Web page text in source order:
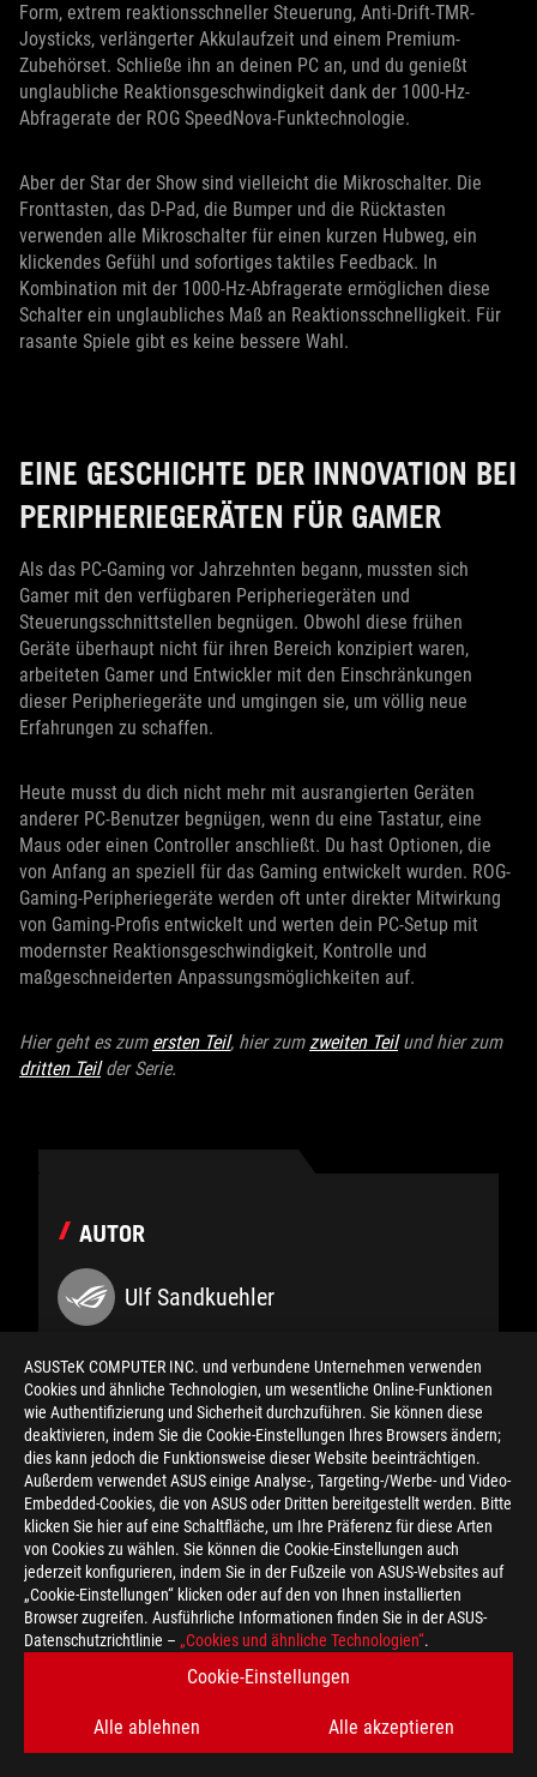
ASUSTeK COMPUTER INC. und verbundene Unternehmen verwenden
Cookies und ähnliche Technologien, um wesentliche Online-Funktionen
wie Authentifizierung und Sicherheit durchzuführen. Sie können diese
deaktivieren, indem Sie die Cookie-Einstellungen Ihres Browsers ändern;
dies kann jedoch die Funktionsweise dieser Website beeinträchtigen.
Außerdem verwendet ASUS einige Analyse-, Targeting-/Werbe- und Video-
Embedded-Cookies, die von ASUS oder Dritten bereitgestellt werden. Bitte
klicken Sie hier auf eine Schaltfläche, um Ihre Präferenz für diese Arten
von Cookies zu wählen. Sie können die Cookie-Einstellungen auch
jederzeit konfigurieren, indem Sie in der Fußzeile von ASUS-Websites auf
„Cookie-Einstellungen“ klicken oder auf den von Ihnen installierten
Browser zugreifen. Ausführliche Informationen finden Sie in der ASUS-
Datenschutzrichtlinie – „Cookies und ähnliche Technologien“.
Cookie-Einstellungen
Alle ablehnen Alle akzeptieren
Form, extrem reaktionsschneller Steuerung, Anti-Drift-TMR-
Joysticks, verlängerter Akkulaufzeit und einem Premium-
Zubehörset. Schließe ihn an deinen PC an, und du genießt
unglaubliche Reaktionsgeschwindigkeit dank der 1000-Hz-
Abfragerate der ROG SpeedNova-Funktechnologie.
Aber der Star der Show sind vielleicht die Mikroschalter. Die
Fronttasten, das D-Pad, die Bumper und die Rücktasten
verwenden alle Mikroschalter für einen kurzen Hubweg, ein
klickendes Gefühl und sofortiges taktiles Feedback. In
Kombination mit der 1000-Hz-Abfragerate ermöglichen diese
Schalter ein unglaubliches Maß an Reaktionsschnelligkeit. Für
rasante Spiele gibt es keine bessere Wahl.
EINE GESCHICHTE DER INNOVATION BEI
PERIPHERIEGERÄTEN FÜR GAMER
Als das PC-Gaming vor Jahrzehnten begann, mussten sich
Gamer mit den verfügbaren Peripheriegeräten und
Steuerungsschnittstellen begnügen. Obwohl diese frühen
Geräte überhaupt nicht für ihren Bereich konzipiert waren,
arbeiteten Gamer und Entwickler mit den Einschränkungen
dieser Peripheriegeräte und umgingen sie, um völlig neue
Erfahrungen zu schaffen.
Heute musst du dich nicht mehr mit ausrangierten Geräten
anderer PC-Benutzer begnügen, wenn du eine Tastatur, eine
Maus oder einen Controller anschließt. Du hast Optionen, die
von Anfang an speziell für das Gaming entwickelt wurden. ROG-
Gaming-Peripheriegeräte werden oft unter direkter Mitwirkung
von Gaming-Profis entwickelt und werten dein PC-Setup mit
modernster Reaktionsgeschwindigkeit, Kontrolle und
maßgeschneiderten Anpassungsmöglichkeiten auf.
Hier geht es zum ersten Teil, hier zumzweiten Teilund hier zum
dritten Teilder Serie.
AUTOR
Ulf Sandkuehler
TEILEN MIT
KATEGORIE